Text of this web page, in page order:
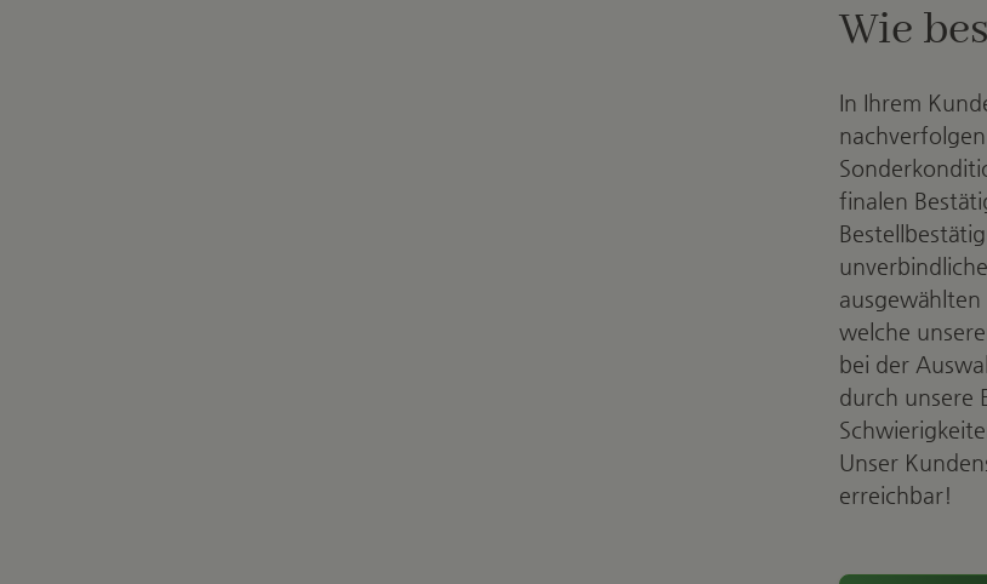
Wie
In Ihrem
finalen
ausgewählten
welche
bei der
durch unsere
Unser
erreichbar!